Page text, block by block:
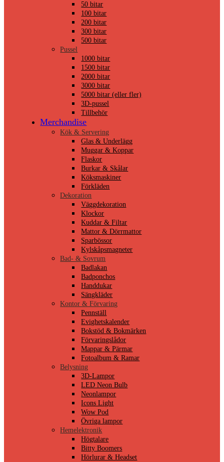
50 bitar
100 bitar
200 bitar
300 bitar
500 bitar
Pussel
1000 bitar
1500 bitar
2000 bitar
3000 bitar
5000 bitar (eller fler)
3D-pussel
Tillbehör
Merchandise
Kök & Servering
Glas & Underlägg
Muggar & Koppar
Flaskor
Burkar & Skålar
Köksmaskiner
Förkläden
Dekoration
Väggdekoration
Klockor
Kuddar & Filtar
Mattor & Dörrmattor
Sparbössor
Kylskåpsmagneter
Bad- & Sovrum
Badlakan
Badponchos
Handdukar
Sängkläder
Kontor & Förvaring
Pennställ
Evighetskalender
Bokstöd & Bokmärken
Förvaringslådor
Mappar & Pärmar
Fotoalbum & Ramar
Belysning
3D-Lampor
LED Neon Bulb
Neonlampor
Icons Light
Wow Pod
Övriga lampor
Hemelektronik
Högtalare
Bitty Boomers
Hörlurar & Headset